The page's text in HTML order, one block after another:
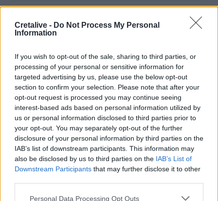
Cretalive - Do Not Process My Personal
Information
If you wish to opt-out of the sale, sharing to third parties, or
processing of your personal or sensitive information for
targeted advertising by us, please use the below opt-out
section to confirm your selection. Please note that after your
opt-out request is processed you may continue seeing
interest-based ads based on personal information utilized by
us or personal information disclosed to third parties prior to
your opt-out. You may separately opt-out of the further
disclosure of your personal information by third parties on the
IAB’s list of downstream participants. This information may
also be disclosed by us to third parties on the IAB’s List of
Downstream Participants that may further disclose it to other
Personal Data Processing Opt Outs
Αττικόν: Εκτός λειτουργίας και οι δύο αξονικοί
τομογράφοι
15:48
Ταϊλάνδη: Στους 9 οι νεκροί μετά τον θάνατο ενός
12χρονου κοριτσιού στην επίθεση με πυροβολισμούς σε
σχολείο
15:40
«Του χρόνου σχεδιάζουμε να επιστρέψουμε στην
Κρήτη», μετά τη φωτιά στο νότιο Ρέθυμνο
15:38
Θερινές εκπτώσεις: Χαμηλότερος ο τζίρος – Αυξημένες
οι πιέσεις από το ηλεκτρονικό εμπόριο
Συναγερμός για άνδρα περιπατητή που ζήτησε τις πρώτες